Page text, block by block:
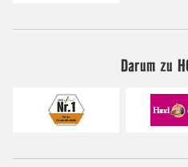
Darum zu